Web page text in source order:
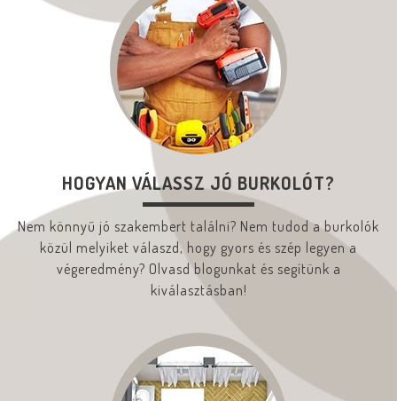
HOGYAN VÁLASSZ JÓ BURKOLÓT?
Nem könnyű jó szakembert találni? Nem tudod a burkolók
közül melyiket válaszd, hogy gyors és szép legyen a
végeredmény? Olvasd blogunkat és segítünk a
kiválasztásban!